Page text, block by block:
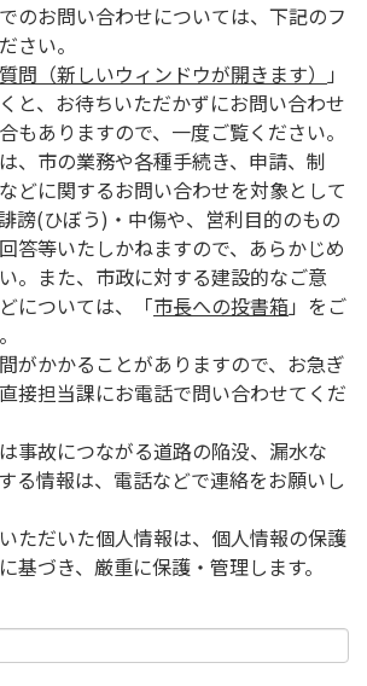
のお問い合わせについては、下記のフ
さい。
問（新しいウィンドウが開きます）
」
と、お待ちいただかずにお問い合わせ
もありますので、一度ご覧ください。
、市の業務や各種手続き、申請、制
どに関するお問い合わせを対象として
謗(ひぼう)・中傷や、営利目的のもの
答等いたしかねますので、あらかじめ
。また、市政に対する建設的なご意
については、「市長への投書箱」をご
がかかることがありますので、お急ぎ
接担当課にお電話で問い合わせてくだ
事故につながる道路の陥没、漏水な
る情報は、電話などで連絡をお願いし
ただいた個人情報は、個人情報の保護
基づき、厳重に保護・管理します。